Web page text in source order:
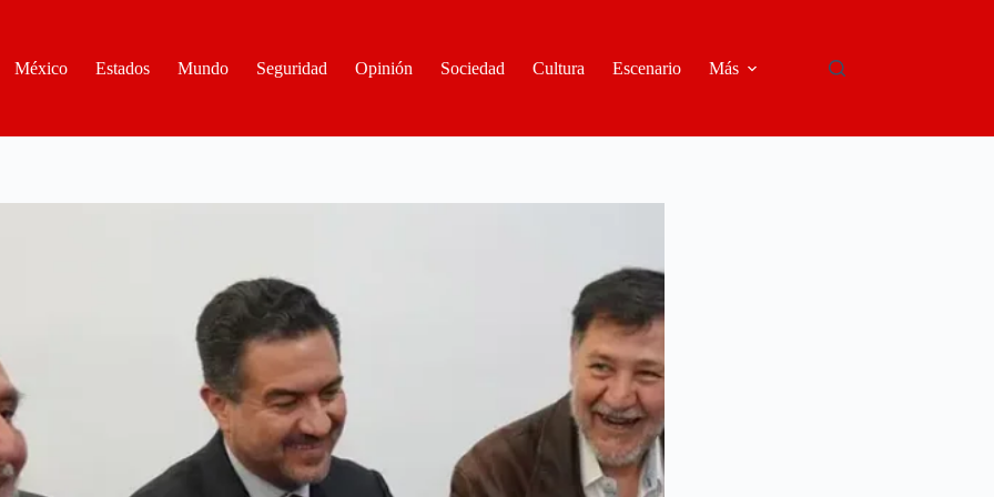
México
Estados Mundo Seguridad Opinión Sociedad Cultura Escenario Más